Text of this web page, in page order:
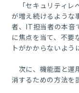
「セキュリティレ
が増え続けるような
者、 IT担当者の本音
に焦点を当て、不要
トがかからないよう
次に、機能面と運
消するための方法を